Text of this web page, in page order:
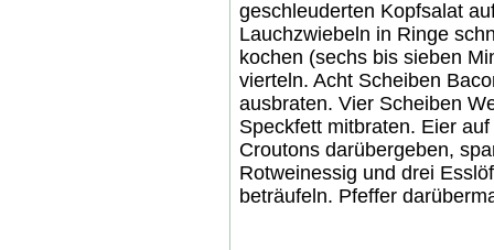
geschleuderten Kopfsalat
Lauchzwiebeln in Ringe
kochen (sechs bis sieben
vierteln. Acht Scheiben
ausbraten. Vier Scheiben
Speckfett mitbraten. Eier
Croutons darübergeben,
Rotweinessig und drei
beträufeln. Pfeffer